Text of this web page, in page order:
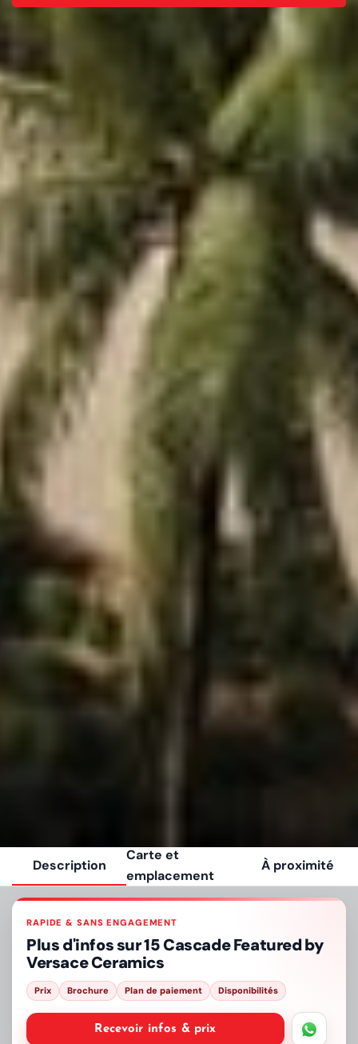
Description
Carte et
emplacement
À proximité
RAPIDE & SANS ENGAGEMENT
Plus d'infos sur15 Cascade Featured by
Versace Ceramics
Prix Brochure Plan de paiement Disponibilités
Recevoir infos & prix